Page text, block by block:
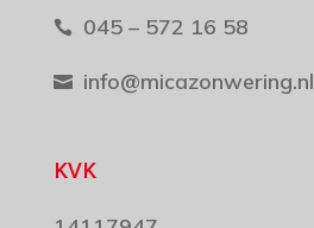
 045 – 572 16 58
 info@micazonwering.nl
KVK